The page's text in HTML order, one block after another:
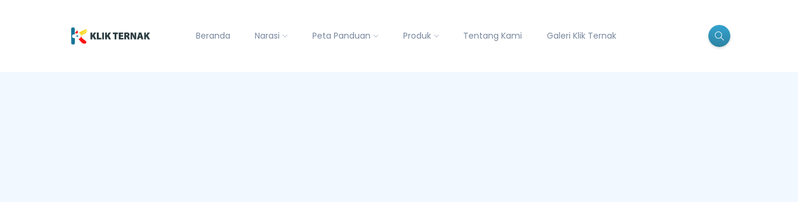
Beranda Narasi Peta Panduan Produk Tentang Kami Galeri Klik Ternak